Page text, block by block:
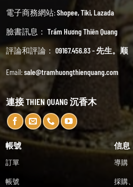
電子商務網站:Shopee,Tiki,Lazada
臉書訊息： Trầm Hương Thiên Quang
評論和評論： 09167.456.83 - 先生。顺
Email:sale@tramhuongthienquang.com
連接 THIEN QUANG 沉香木
帳號
訂單
帳號
信息
導購
採購